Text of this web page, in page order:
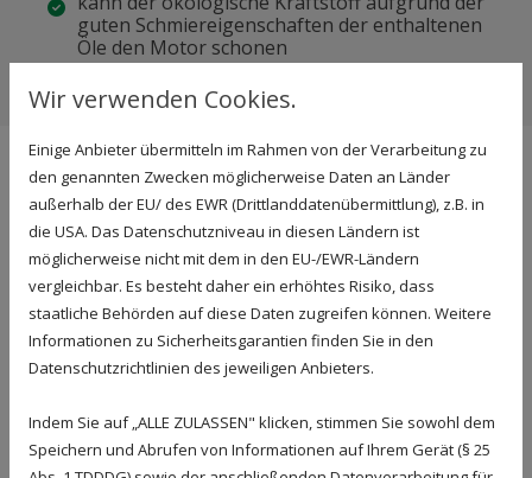
guten Schmiereigenschaften der enthaltenen
Öle den Motor schonen
Kann jeder bei Mack Mineralöle
Bio- bzw. Öko-Diesel bestellen
oder tanken?
An unserer Tankstelle haben Sie die Möglichkeit,
sowohl den herkömmlichen handelsüblichen B7
Diesel zu tanken als auch reinen Biodiesel.
Selbstverständlich sind Sie uns mit Ihrem privat
genutzten Fahrzeug zum Tanken von Biodiesel
Wir verwenden Cookies.
Einige Anbieter übermitteln im Rahmen von der Verarbeitung zu
den genannten Zwecken möglicherweise Daten an Länder
außerhalb der EU/ des EWR (Drittlanddatenübermittlung), z.B. in
die USA. Das Datenschutzniveau in diesen Ländern ist
möglicherweise nicht mit dem in den EU-/EWR-Ländern
vergleichbar. Es besteht daher ein erhöhtes Risiko, dass
staatliche Behörden auf diese Daten zugreifen können. Weitere
Informationen zu Sicherheitsgarantien finden Sie in den
Datenschutzrichtlinien des jeweiligen Anbieters.
Indem Sie auf „ALLE ZULASSEN" klicken, stimmen Sie sowohl dem
Speichern und Abrufen von Informationen auf Ihrem Gerät (§ 25